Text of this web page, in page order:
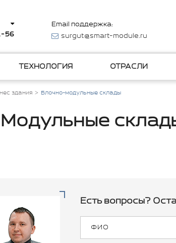
56
Email поддержка:
surgut@smart-module.ru
ТЕХНОЛОГИЯ ОТРАСЛИ
здания Блочно-модульные склады
Модульные
Есть вопросы?